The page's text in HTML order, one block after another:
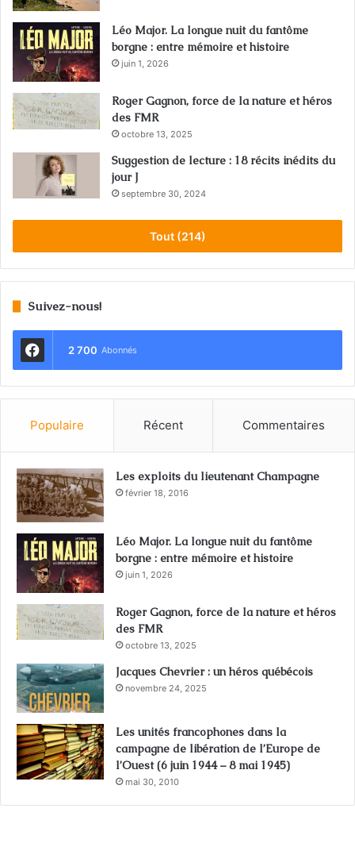
Léo Major. La longue nuit du fantôme
borgne : entre mémoire et histoire
juin 1, 2026
Roger Gagnon, force de la nature et héros
des FMR
octobre 13, 2025
Suggestion de lecture : 18 récits inédits du
jour J
septembre 30, 2024
Tout (214)
Suivez-nous!
2 700 Abonnés
Populaire Récent Commentaires
Les exploits du lieutenant Champagne
février 18, 2016
Léo Major. La longue nuit du fantôme
borgne : entre mémoire et histoire
juin 1, 2026
Roger Gagnon, force de la nature et héros
des FMR
octobre 13, 2025
Jacques Chevrier : un héros québécois
novembre 24, 2025
Les unités francophones dans la
campagne de libération de l’Europe de
l’Ouest (6 juin 1944 – 8 mai 1945)
mai 30, 2010